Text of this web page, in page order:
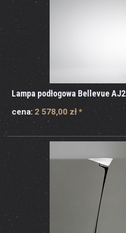
Lampa podłogowa Bellevue AJ2
cena: 2 578,00 zł *